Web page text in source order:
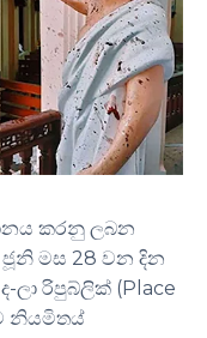
කරනු ලබන
මස 28 වන දින
ලා රිපුබ්ලික් (Place
නියමිතය්